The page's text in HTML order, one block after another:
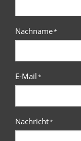
Nachname*
E-Mail*
Nachricht*